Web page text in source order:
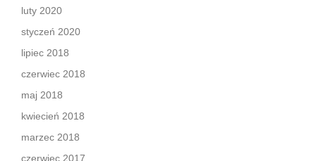
luty 2020
styczeń 2020
lipiec 2018
czerwiec 2018
maj 2018
kwiecień 2018
marzec 2018
czerwiec 2017